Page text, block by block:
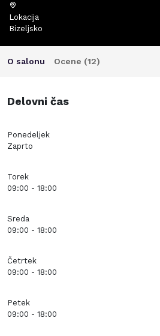
Lokacija
Bizeljsko
O salonu Ocene (12)
Delovni čas
Ponedeljek
Zaprto
Torek
09:00 - 18:00
Sreda
09:00 - 18:00
Četrtek
09:00 - 18:00
Petek
09:00 - 18:00